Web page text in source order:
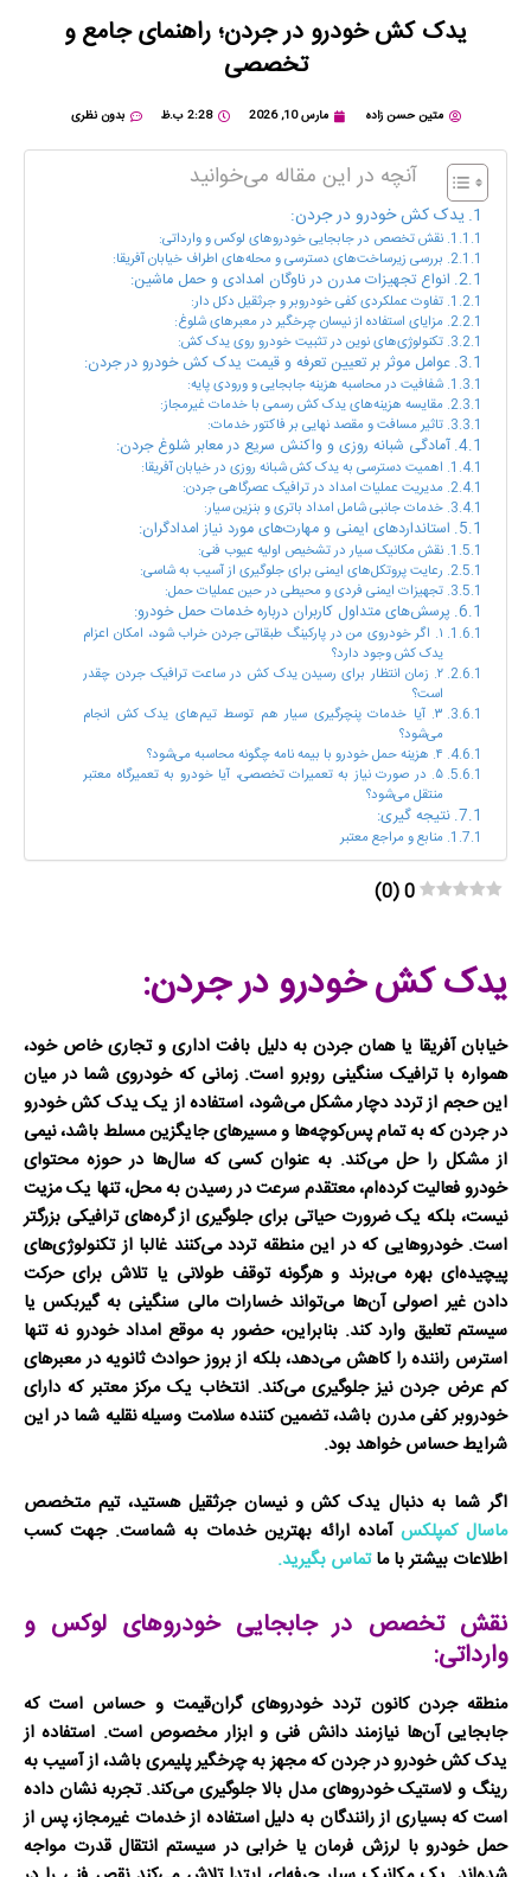
یدک کش خودرو در جردن؛ راهنمای جامع و
تخصصی
متین حسن زاده مارس 10, 2026 2:28 ب.ظ بدون نظری
آنچه در این مقاله می‌خوانید
یدک کش خودرو در جردن:
نقش تخصص در جابجایی خودروهای لوکس و وارداتی:
بررسی زیرساخت‌های دسترسی و محله‌های اطراف خیابان آفریقا:
انواع تجهیزات مدرن در ناوگان امدادی و حمل ماشین:
تفاوت عملکردی کفی خودروبر و جرثقیل دکل دار:
مزایای استفاده از نیسان چرخگیر در معبرهای شلوغ:
تکنولوژی‌های نوین در تثبیت خودرو روی یدک کش:
عوامل موثر بر تعیین تعرفه و قیمت یدک کش خودرو در جردن:
شفافیت در محاسبه هزینه جابجایی و ورودی پایه:
مقایسه هزینه‌های یدک کش رسمی با خدمات غیرمجاز:
تاثیر مسافت و مقصد نهایی بر فاکتور خدمات:
آمادگی شبانه روزی و واکنش سریع در معابر شلوغ جردن:
اهمیت دسترسی به یدک کش شبانه روزی در خیابان آفریقا:
مدیریت عملیات امداد در ترافیک عصرگاهی جردن:
خدمات جانبی شامل امداد باتری و بنزین سیار:
استانداردهای ایمنی و مهارت‌های مورد نیاز امدادگران:
نقش مکانیک سیار در تشخیص اولیه عیوب فنی:
رعایت پروتکل‌های ایمنی برای جلوگیری از آسیب به شاسی:
تجهیزات ایمنی فردی و محیطی در حین عملیات حمل:
پرسش‌های متداول کاربران درباره خدمات حمل خودرو:
۱. اگر خودروی من در پارکینگ طبقاتی جردن خراب شود، امکان اعزام
یدک کش وجود دارد؟
۲. زمان انتظار برای رسیدن یدک کش در ساعت ترافیک جردن چقدر
است؟
۳. آیا خدمات پنچرگیری سیار هم توسط تیم‌های یدک کش انجام
می‌شود؟
۴. هزینه حمل خودرو با بیمه نامه چگونه محاسبه می‌شود؟
۵. در صورت نیاز به تعمیرات تخصصی، آیا خودرو به تعمیرگاه معتبر
منتقل می‌شود؟
نتیجه گیری:
منابع و مراجع معتبر
0
(
0
)
یدک کش خودرو در جردن:
خیابان آفریقا یا همان جردن به دلیل بافت اداری و تجاری خاص خود،
همواره با ترافیک سنگینی روبرو است. زمانی که خودروی شما در میان
این حجم از تردد دچار مشکل می‌شود، استفاده از یکیدک کش خودرو
در جردنکه به تمام پس‌کوچه‌ها و مسیرهای جایگزین مسلط باشد، نیمی
از مشکل را حل می‌کند. به عنوان کسی که سال‌ها در حوزه محتوای
خودرو فعالیت کرده‌ام، معتقدم سرعت در رسیدن به محل، تنها یک مزیت
نیست، بلکه یک ضرورت حیاتی برای جلوگیری از گره‌های ترافیکی بزرگتر
است. خودروهایی که در این منطقه تردد می‌کنند غالبا از تکنولوژی‌های
پیچیده‌ای بهره می‌برند و هرگونه توقف طولانی یا تلاش برای حرکت
دادن غیر اصولی آن‌ها می‌تواند خسارات مالی سنگینی به گیربکس یا
سیستم تعلیق وارد کند. بنابراین، حضور به موقعامداد خودرو نه تنها
استرس راننده را کاهش می‌دهد، بلکه از بروز حوادث ثانویه در معبرهای
کم عرض جردن نیز جلوگیری می‌کند. انتخاب یک مرکز معتبر که دارای
خودروبر کفیمدرن باشد، تضمین کننده سلامت وسیله نقلیه شما در این
شرایط حساس خواهد بود.
اگر شما به دنبال یدک کش و نیسان جرثقیل هستید، تیم متخصص
ماسال کمپلکس آماده ارائه بهترین خدمات به شماست. جهت کسب
اطلاعات بیشتر با ماتماس بگیرید.
نقش تخصص در جابجایی خودروهای لوکس و
وارداتی:
منطقه جردن کانون تردد خودروهای گران‌قیمت و حساس است که
جابجایی آن‌ها نیازمند دانش فنی و ابزار مخصوص است. استفاده از
یدک کش خودرو در جردنکه مجهز بهچرخگیرپلیمری باشد، از آسیب به
رینگ و لاستیک خودروهای مدل بالا جلوگیری می‌کند. تجربه نشان داده
است که بسیاری از رانندگان به دلیل استفاده از خدمات غیرمجاز، پس از
حمل خودرو با لرزش فرمان یا خرابی در سیستم انتقال قدرت مواجه